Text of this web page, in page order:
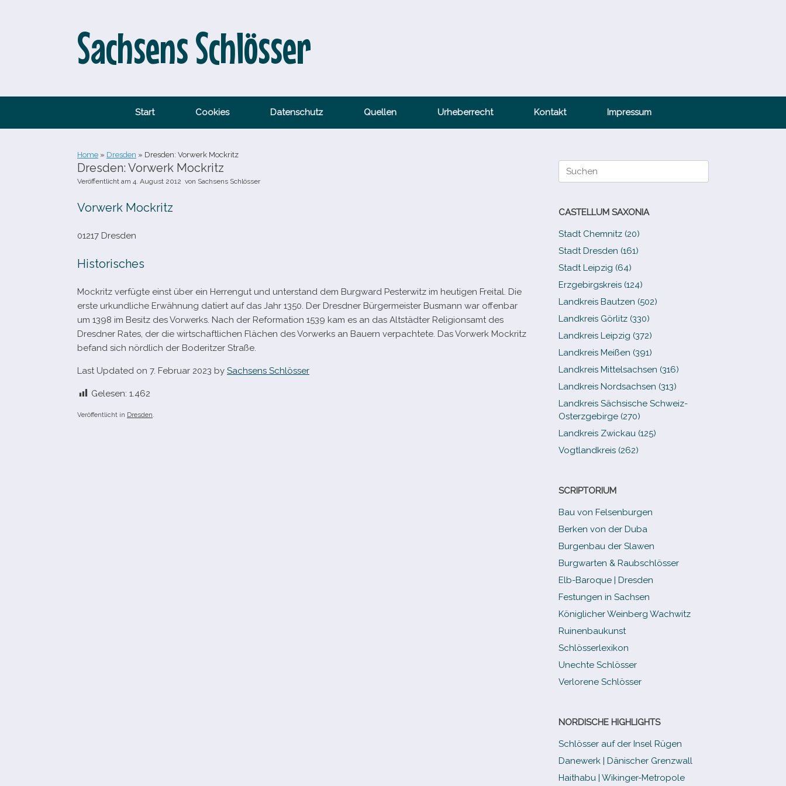
Sachsens Schlösser
Start Cookies Datenschutz Quellen Urheberrecht Kontakt Impressum
Home » Dresden » Dresden: Vorwerk Mockritz
Dresden: Vorwerk Mockritz
Veröffentlicht am 4. August 2012 von Sachsens Schlösser
Vorwerk Mockritz
01217 Dresden
Historisches
Mockritz ver­fügte einst über ein Herrengut und unter­stand dem Burgward Pesterwitz im heu­ti­gen Freital. Die
erste urkund­li­che Erwähnung datiert auf das Jahr 1350. Der Dresdner Bürgermeister Busmann war offen­bar
um 1398 im Besitz des Vorwerks. Nach der Reformation 1539 kam es an das Altstädter Religionsamt des
Dresdner Rates, der die wirt­schaft­li­chen Flächen des Vorwerks an Bauern ver­pach­tete. Das Vorwerk Mockritz
befand sich nörd­lich der Boderitzer Straße.
Last Updated on 7. Februar 2023 by Sachsens Schlösser
Gelesen: 1.462
Veröffentlicht in Dresden
Suche
nach:
CASTELLUM SAXONIA
Stadt Chemnitz (20)
Stadt Dresden (161)
Stadt Leipzig (64)
Erzgebirgskreis (124)
Landkreis Bautzen (502)
Landkreis Görlitz (330)
Landkreis Leipzig (372)
Landkreis Meißen (391)
Landkreis Mittelsachsen (316)
Landkreis Nordsachsen (313)
Landkreis Sächsische Schweiz-​
Osterzgebirge (270)
Landkreis Zwickau (125)
Vogtlandkreis (262)
SCRIPTORIUM
Bau von Felsenburgen
Berken von der Duba
Burgenbau der Slawen
Burgwarten & Raubschlösser
Elb-​Baroque | Dresden
Festungen in Sachsen
Königlicher Weinberg Wachwitz
Ruinenbaukunst
Schlösserlexikon
Unechte Schlösser
Verlorene Schlösser
NORDISCHE HIGHLIGHTS
Schlösser auf der Insel Rügen
Danewerk | Dänischer Grenzwall
Haithabu | Wikinger-Metropole